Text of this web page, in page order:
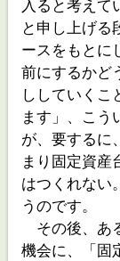
入ると考えて
と申し上げる
ースをもとに
前にするかど
ししていくこ
ます」、こう
が、要するに
まり固定資産
はつくれない
うのです。
その後、あ
機会に、「固